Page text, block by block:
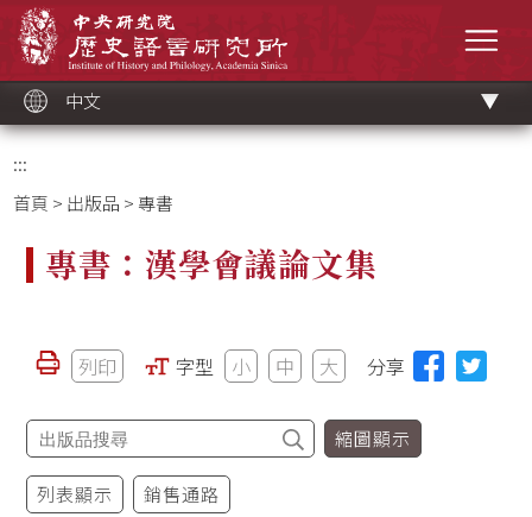
中文
:::
首頁 > 出版品 > 專書
專書：漢學會議論文集
列印 字型 小 中 大 分享
縮圖顯示
列表顯示 銷售通路